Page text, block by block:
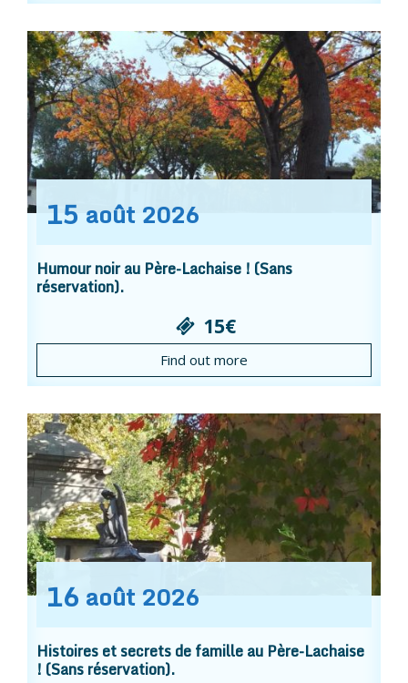
15 août 2026
Humour noir au Père-Lachaise ! (Sans
réservation).
15€
Find out more
16 août 2026
Histoires et secrets de famille au Père-Lachaise
! (Sans réservation).